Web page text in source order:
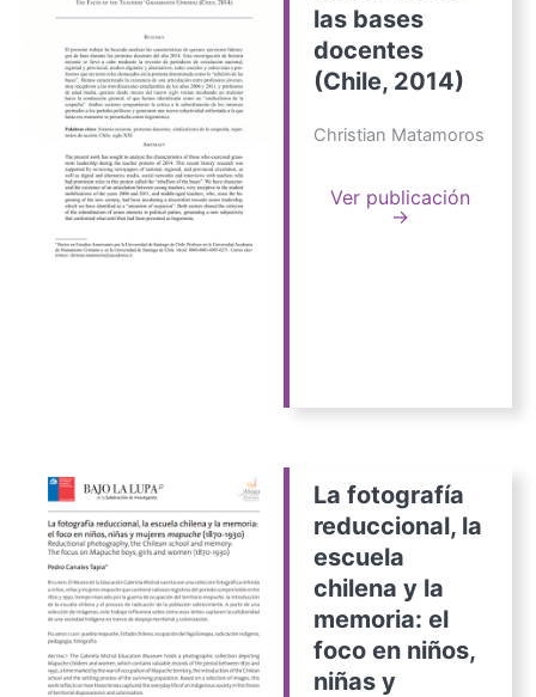
las bases
docentes
(Chile, 2014)
Christian Matamoros
Ver publicación
→
La fotografía
reduccional, la
escuela
chilena y la
memoria: el
foco en niños,
niñas y